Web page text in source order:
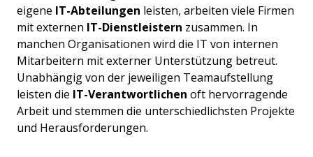
eigene IT-Abteilungen leisten, arbeiten viele Firmen
mit externen IT-Dienstleistern zusammen. In
manchen Organisationen wird die IT von internen
Mitarbeitern mit externer Unterstützung betreut.
Unabhängig von der jeweiligen Teamaufstellung
leisten die IT-Verantwortlichen oft hervorragende
Arbeit und stemmen die unterschiedlichsten Projekte
und Herausforderungen.